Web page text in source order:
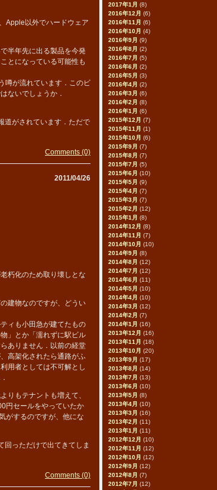
2017年1月 (8)
2016年12月 (6)
2016年11月 (6)
2016年10月 (4)
2016年9月 (9)
2016年8月 (2)
2016年7月 (5)
2016年6月 (2)
2016年5月 (3)
2016年4月 (2)
2016年3月 (6)
2016年2月 (8)
2016年1月 (6)
2015年12月 (7)
2015年11月 (1)
2015年10月 (6)
2015年9月 (7)
2015年8月 (7)
2015年7月 (5)
2015年6月 (10)
2015年5月 (9)
2015年4月 (7)
2015年3月 (7)
2015年2月 (12)
2015年1月 (8)
2014年12月 (8)
2014年11月 (7)
2014年10月 (10)
2014年9月 (8)
2014年8月 (12)
2014年7月 (12)
2014年6月 (11)
2014年5月 (10)
2014年4月 (10)
2014年3月 (12)
2014年2月 (7)
2014年1月 (16)
2013年12月 (16)
2013年11月 (18)
2013年10月 (20)
2013年9月 (17)
2013年8月 (14)
2013年7月 (13)
2013年6月 (10)
2013年5月 (8)
2013年4月 (10)
2013年3月 (16)
2013年2月 (11)
2013年1月 (11)
2012年12月 (10)
2012年11月 (12)
2012年10月 (12)
2012年9月 (12)
2012年8月 (7)
2012年7月 (12)
Apple以外でハードウェア
半年先に出る製品を今発
とになっている可能性も
噂が流れています．このビ
ないでしょうか．
道がされています．ただで
Comments (0)
2011/04/26
朽化のため取り壊しとな
建物なのですが、どうい
ィも小田急が建てたもの
」とか「濡れずに駅ビル
ありません．以前の経堂
高架化されたら通路がふ
用者としては不可解とし
りもテナントも増えて、
円セールをやっていたか
がするのですが、他にな
っただけで出てきてしま
Comments (0)